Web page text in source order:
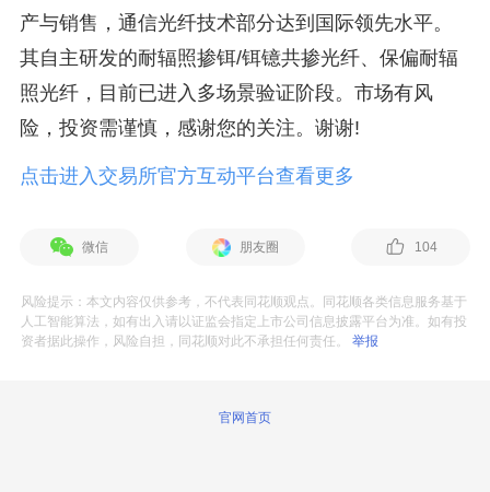
产与销售，通信光纤技术部分达到国际领先水平。
其自主研发的耐辐照掺铒/铒镱共掺光纤、保偏耐辐
照光纤，目前已进入多场景验证阶段。市场有风
险，投资需谨慎，感谢您的关注。谢谢!
点击进入交易所官方互动平台查看更多
微信 朋友圈 104
风险提示：本文内容仅供参考，不代表同花顺观点。同花顺各类信息服务基于
人工智能算法，如有出入请以证监会指定上市公司信息披露平台为准。如有投
资者据此操作，风险自担，同花顺对此不承担任何责任。举报
官网首页